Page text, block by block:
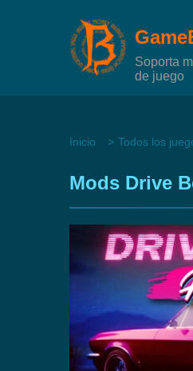
Soporta
de juego
Inicio Todos los
Mods Drive